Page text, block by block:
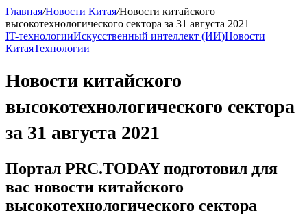
Главная/Новости Китая/Новости китайского
высокотехнологического сектора за 31 августа 2021
IT-технологииИскусственный интеллект (ИИ)Новости
КитаяТехнологии
Новости китайского
высокотехнологического сектора
за 31 августа 2021
Портал PRC.TODAY подготовил для
вас новости китайского
высокотехнологического сектора